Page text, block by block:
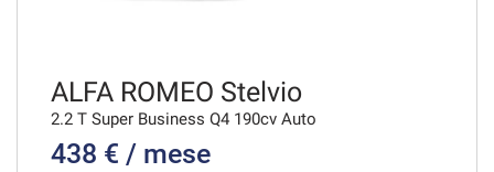
VEDI
809€/mese
ALFA ROMEO Stelvio
2.2 T Super Business Q4 190cv Auto
438 € / mese